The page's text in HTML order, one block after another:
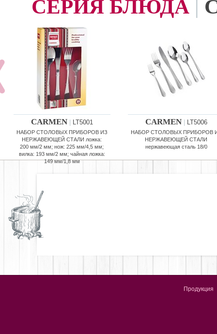
СЕРИЯ БЛЮДА |
CARMEN LT5001
НАБОР СТОЛОВЫХ ПРИБОРОВ ИЗ
НЕРЖАВЕЮЩЕЙ СТАЛИ ложка:
200 мм/2 мм; нож: 225 мм/4,5 мм;
вилка: 193 мм/2 мм; чайная ложка:
149 мм/1,8 мм
CARMEN LT5006
НАБОР СТОЛОВЫХ ПРИБОРОВ
НЕРЖАВЕЮЩЕЙ СТАЛИ
нержавеющая сталь 18/0
Продукция